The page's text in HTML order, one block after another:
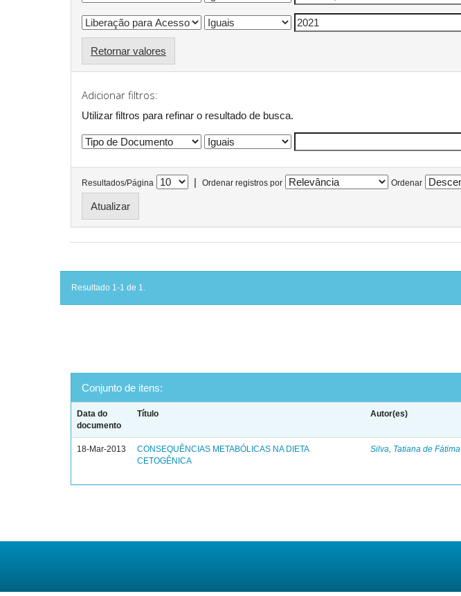
Retornar valores
Adicionar filtros:
Utilizar filtros para refinar o resultado de busca.
Resultados/Página | Ordenar registros por Ordenar
Resultado 1-1 de 1.
Conjunto de itens:
Data do
documento
Título Autor(es)
18-Mar-2013
CONSEQUÊNCIAS METABÓLICAS NA DIETA
CETOGÊNICA
Silva, Tatiana de Fátima